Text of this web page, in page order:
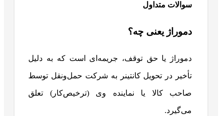
سوالات متداول
دموراژ یعنی چه؟
دموراژ یا حق توقف، جریمه‌ای است که به دلیل
تأخیر در تحویل کانتینر به شرکت حمل‌ونقل توسط
صاحب کالا یا نماینده وی (ترخیص‌کار) تعلق
می‌گیرد.